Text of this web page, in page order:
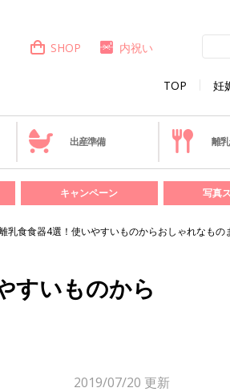
TOP 妊
SHOP 内祝い
出産準備 離
キャンペーン 写真
乳食食器4選！使いやすいものからおしゃれなもの
すいものから
2019/07/20 更新